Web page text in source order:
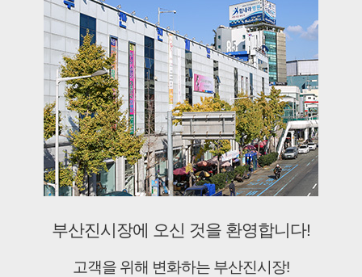
부산진시장에 오신 것을 환영합니다!
고객을 위해 변화하는 부산진시장!